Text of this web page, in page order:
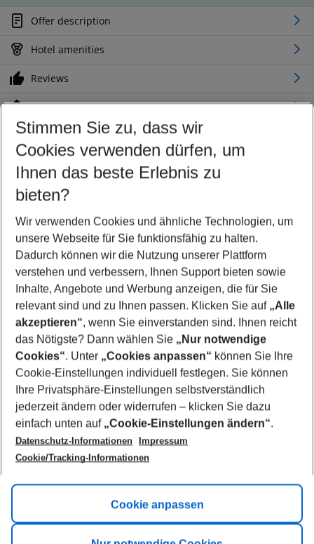
Offer description
Hotel amenities
Reviews
Location
Customize your offer
Find the perfect deal which suits your best
Your departure airport
Any airport
Select your date range
10/08/26–08/08/27 5-8 nights
Who will travel
2 adults No children
Show more filter
Footer
Footer navigation
Title A
Link A
Stimmen Sie zu, dass wir
Cookies verwenden dürfen, um
Ihnen das beste Erlebnis zu
bieten?
Wir verwenden Cookies und ähnliche Technologien, um
unsere Webseite für Sie funktionsfähig zu halten.
Dadurch können wir die Nutzung unserer Plattform
verstehen und verbessern, Ihnen Support bieten sowie
Inhalte, Angebote und Werbung anzeigen, die für Sie
relevant sind und zu Ihnen passen. Klicken Sie auf „Alle
akzeptieren“, wenn Sie einverstanden sind. Ihnen reicht
das Nötigste? Dann wählen Sie „Nur notwendige
Cookies“. Unter „Cookies anpassen“ können Sie Ihre
Cookie-Einstellungen individuell festlegen. Sie können
Ihre Privatsphäre-Einstellungen selbstverständlich
jederzeit ändern oder widerrufen – klicken Sie dazu
einfach unten auf „Cookie-Einstellungen ändern“.
Datenschutz-Informationen
Impressum
Cookie/Tracking-Informationen
Cookie anpassen